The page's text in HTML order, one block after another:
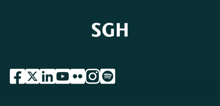
przejdź do serwisu facebook sgh
przejdź do serwisu twitter sgh
przejdź do serwisu linkedin sgh
przejdź do serwisu youtube sgh
przejdź do serwisu flickr sgh
przejdź do serwisu instagram sgh
przejdź do serwisu spotify sgh